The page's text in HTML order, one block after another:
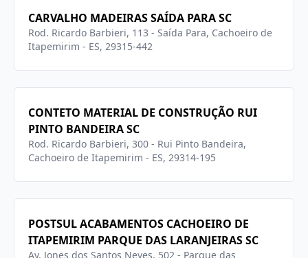
CARVALHO MADEIRAS SAÍDA PARA SC
Rod. Ricardo Barbieri, 113 - Saída Para, Cachoeiro de
Itapemirim - ES, 29315-442
CONTETO MATERIAL DE CONSTRUÇÃO RUI
PINTO BANDEIRA SC
Rod. Ricardo Barbieri, 300 - Rui Pinto Bandeira,
Cachoeiro de Itapemirim - ES, 29314-195
POSTSUL ACABAMENTOS CACHOEIRO DE
ITAPEMIRIM PARQUE DAS LARANJEIRAS SC
Av. Jones dos Santos Neves, 502 - Parque das